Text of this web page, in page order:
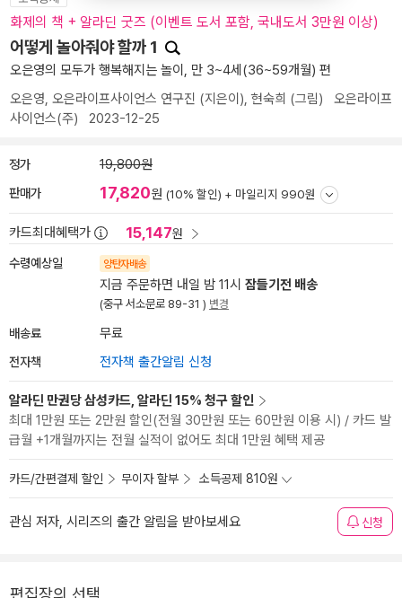
화제의 책 + 알라딘 굿즈 (이벤트 도서 포함, 국내도서 3만원 이상)
어떻게 놀아줘야 할까 1
오은영의 모두가 행복해지는 놀이, 만 3~4세(36~59개월) 편
오은영, 오은라이프사이언스 연구진 (지은이),현숙희 (그림) 오은라이프
사이언스(주) 2023-12-25
정가 19,800원
판매가 17,820원 (10% 할인) + 마일리지 990원
카드최대혜택가 15,147원
수령예상일 양탄자배송
지금 주문하면 내일 밤 11시 잠들기전 배송
(중구 서소문로 89-31 ) 변경
배송료 무료
전자책 전자책 출간알림 신청
알라딘 만권당 삼성카드, 알라딘 15% 청구 할인
최대 1만원 또는 2만원 할인(전월 30만원 또는 60만원 이용 시) / 카드 발
급월 +1개월까지는 전월 실적이 없어도 최대 1만원 혜택 제공
카드/간편결제 할인 무이자 할부 소득공제 810원
관심 저자, 시리즈의 출간 알림을 받아보세요 신청
편집장의 선택